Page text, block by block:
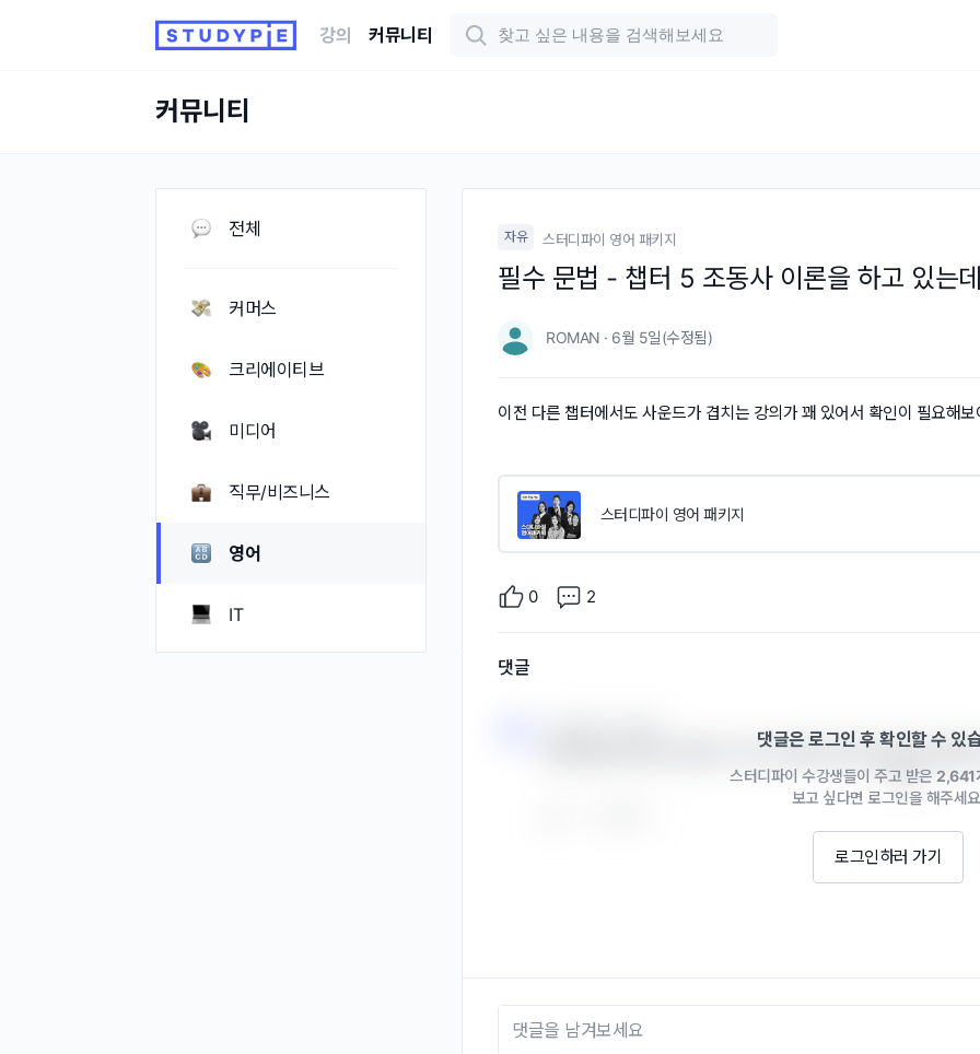
강의 커뮤니티
커뮤니티
전체
커머스
크리에이티브
미디어
직무/비즈니스
영어
IT
자유 스터디파이 영어 패키지
필수 문법 - 챕터 5 조동사 이론을 하고 있는
ROMAN · 6월 5일(수정됨)
이전 다른 챕터에서도 사운드가 겹치는 강의가 꽤 있어서 확인이 필요해보
스터디파이 영어 패키지
0 2
댓글
안녕하세요 제보 감사합니다. 혹시 앱에서 해당 문제가 발생
니다.
댓글은 로그인 후 확인할 수 있
스터디파이 수강생들이 주고 받은2,641
보고 싶다면 로그인을 해주세
로그인하러 가기